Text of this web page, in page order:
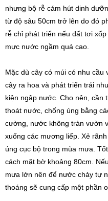
nhưng bộ rễ cám hút dinh
từ độ sâu 50cm trở lên do đó
rễ chỉ phát triển nếu đất tơi
mực nước ngầm quá cao.
Mặc dù cây có múi có nhu
cây ra hoa và phát triển trái
kiện ngập nước. Cho nên, cần
thoát nước, chống úng bằng
cường, nước không tràn vườn
xuống các mương liếp. Xẻ
úng cục bộ trong mùa mưa.
cách mặt bờ khoảng 80cm.
mưa lớn nên để nước chảy tự
thoáng sẽ cung cấp một phần